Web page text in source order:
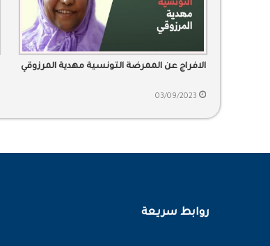
الافراج عن الممرضة التونسية مهدية المرزوقي
03/09/2023
روابط سريعة